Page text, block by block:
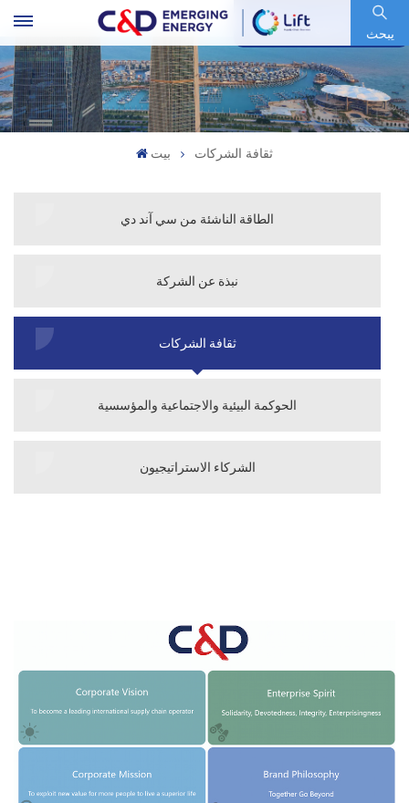
يبحث
رمز السهم : 600153.SH
بيت ثقافة الشركات
الطاقة الناشئة من سي آند دي
نبذة عن الشركة
ثقافة الشركات
الحوكمة البيئية والاجتماعية والمؤسسية
الشركاء الاستراتيجيون